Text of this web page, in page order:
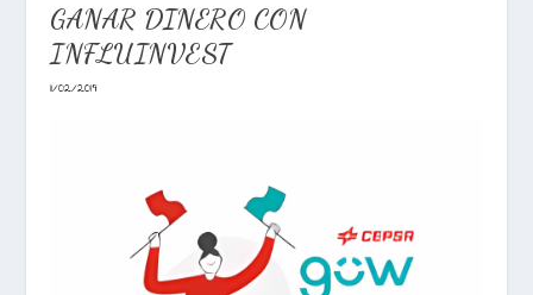
GANAR DINERO CON
INFLUINVEST
11/02/2019